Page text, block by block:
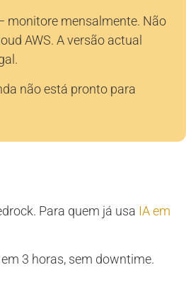
monitore mensalmente. Não
AWS. A versão actual
não está pronto para
Para quem já usa IA em
3 horas, sem downtime.